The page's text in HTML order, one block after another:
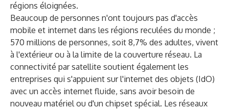
régions éloignées.
Beaucoup de personnes n'ont toujours pas d'accès
mobile et internet dans les régions reculées du monde ;
570 millions de personnes, soit 8,7% des adultes, vivent
à l'extérieur ou à la limite de la couverture réseau. La
connectivité par satellite soutient également les
entreprises qui s'appuient sur l'internet des objets (IdO)
avec un accès internet fluide, sans avoir besoin de
nouveau matériel ou d'un chipset spécial. Les réseaux